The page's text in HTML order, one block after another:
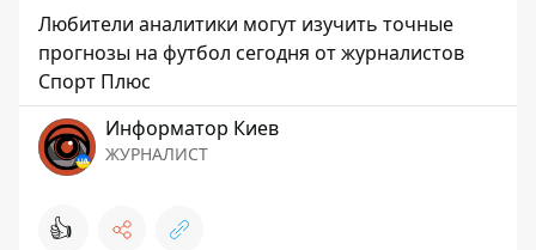
Любители аналитики могут изучить точные
прогнозы на футбол сегодня от журналистов
Спорт Плюс
Информатор Киев
ЖУРНАЛИСТ
👍